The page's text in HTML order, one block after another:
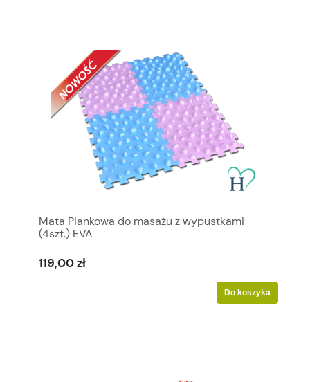
Mata Piankowa do masażu z wypustkami
(4szt.) EVA
119,00 zł
Do koszyka